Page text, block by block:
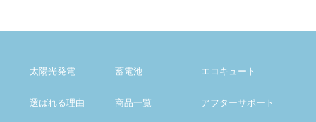
太陽光発電 蓄電池 エコキュート
選ばれる理由 商品一覧 アフターサポート